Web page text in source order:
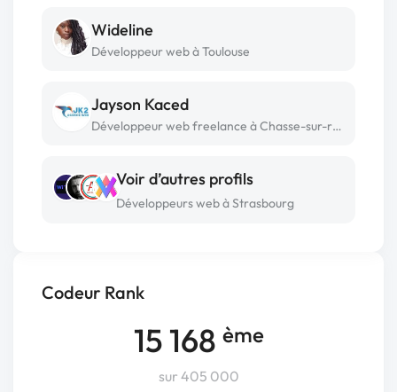
Codeur Rank
15 168 ème
sur 405 000
Wideline
Développeur web à Toulouse
Jayson Kaced
Développeur web freelance à Chasse-sur-rhone
Voir d’autres profils
Développeurs web à Strasbourg